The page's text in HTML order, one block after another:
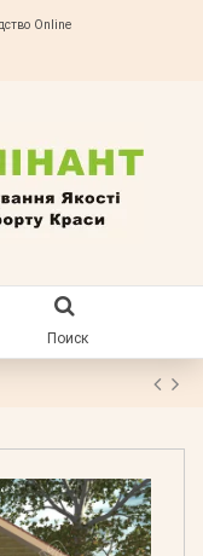
Online
Поиск